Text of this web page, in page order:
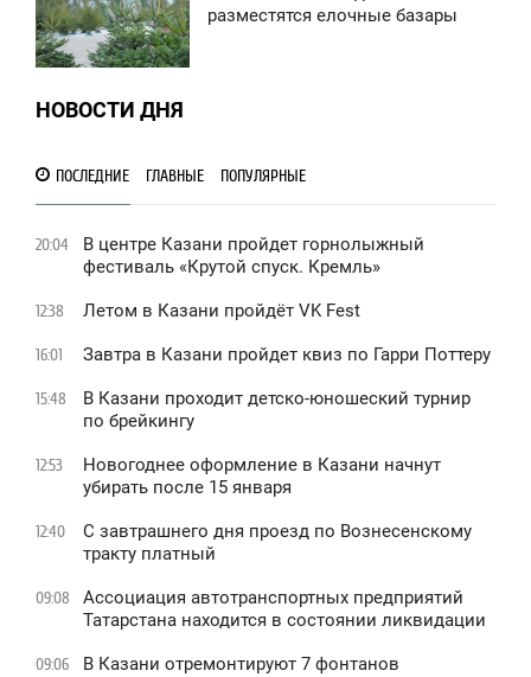
разместятся елочные базары
НОВОСТИ ДНЯ
ПОСЛЕДНИЕ ГЛАВНЫЕ ПОПУЛЯРНЫЕ
20:04
В центре Казани пройдет горнолыжный
фестиваль «Крутой спуск. Кремль»
12:38 Летом в Казани пройдёт VK Fest
16:01 Завтра в Казани пройдет квиз по Гарри Поттеру
15:48
В Казани проходит детско-юношеский турнир
по брейкингу
12:53
Новогоднее оформление в Казани начнут
убирать после 15 января
12:40
С завтрашнего дня проезд по Вознесенскому
тракту платный
09:08
Ассоциация автотранспортных предприятий
Татарстана находится в состоянии ликвидации
09:06 В Казани отремонтируют 7 фонтанов